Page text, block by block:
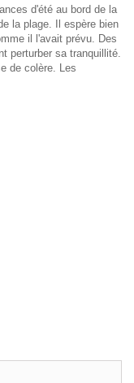
d'été au bord de la
la plage. Il espère bien
il l'avait prévu. Des
perturber sa tranquillité.
de colère. Les